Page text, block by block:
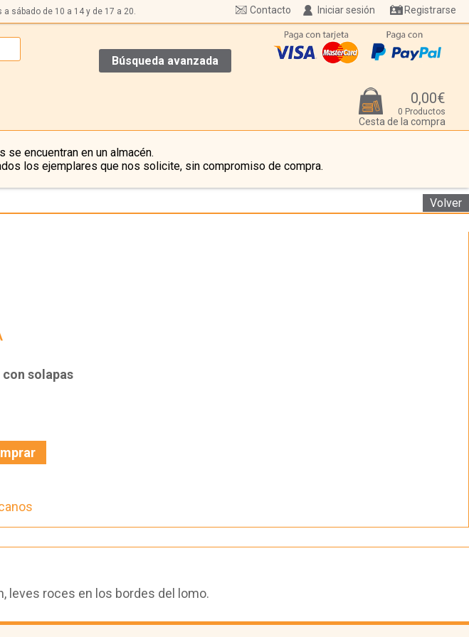
a sábado de 10 a 14 y de 17 a 20. Iniciar sesión Registrarse
Contacto
Búsqueda avanzada
0,00€
0 Productos
Cesta de la compra
encuentran en un almacén.
los ejemplares que nos solicite, sin compromiso de compra.
Volver
solapas
leves roces en los bordes del lomo.